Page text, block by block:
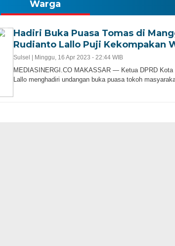
Warga
Hadiri Buka Puasa Tomas di
Rudianto Lallo Puji Kekompakan
Sulsel | Minggu, 16 Apr 2023 - 22:44 WIB
MEDIASINERGI.CO MAKASSAR — Ketua DPRD Kota
Lallo menghadiri undangan buka puasa tokoh